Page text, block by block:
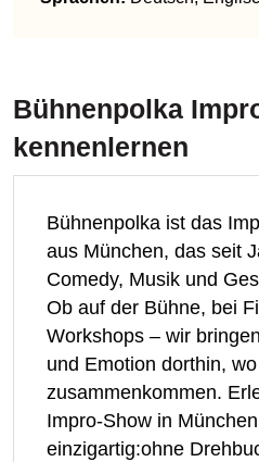
Bühnenpolka ist das
Comedy, Musik und
Ob auf der Bühne, bei
Workshops – wir
und Emotion dorthin,
zusammenkommen.​
Impro-Show in
einzigartig:ohne
dafür mit voller Energie.
die Impulse, wir